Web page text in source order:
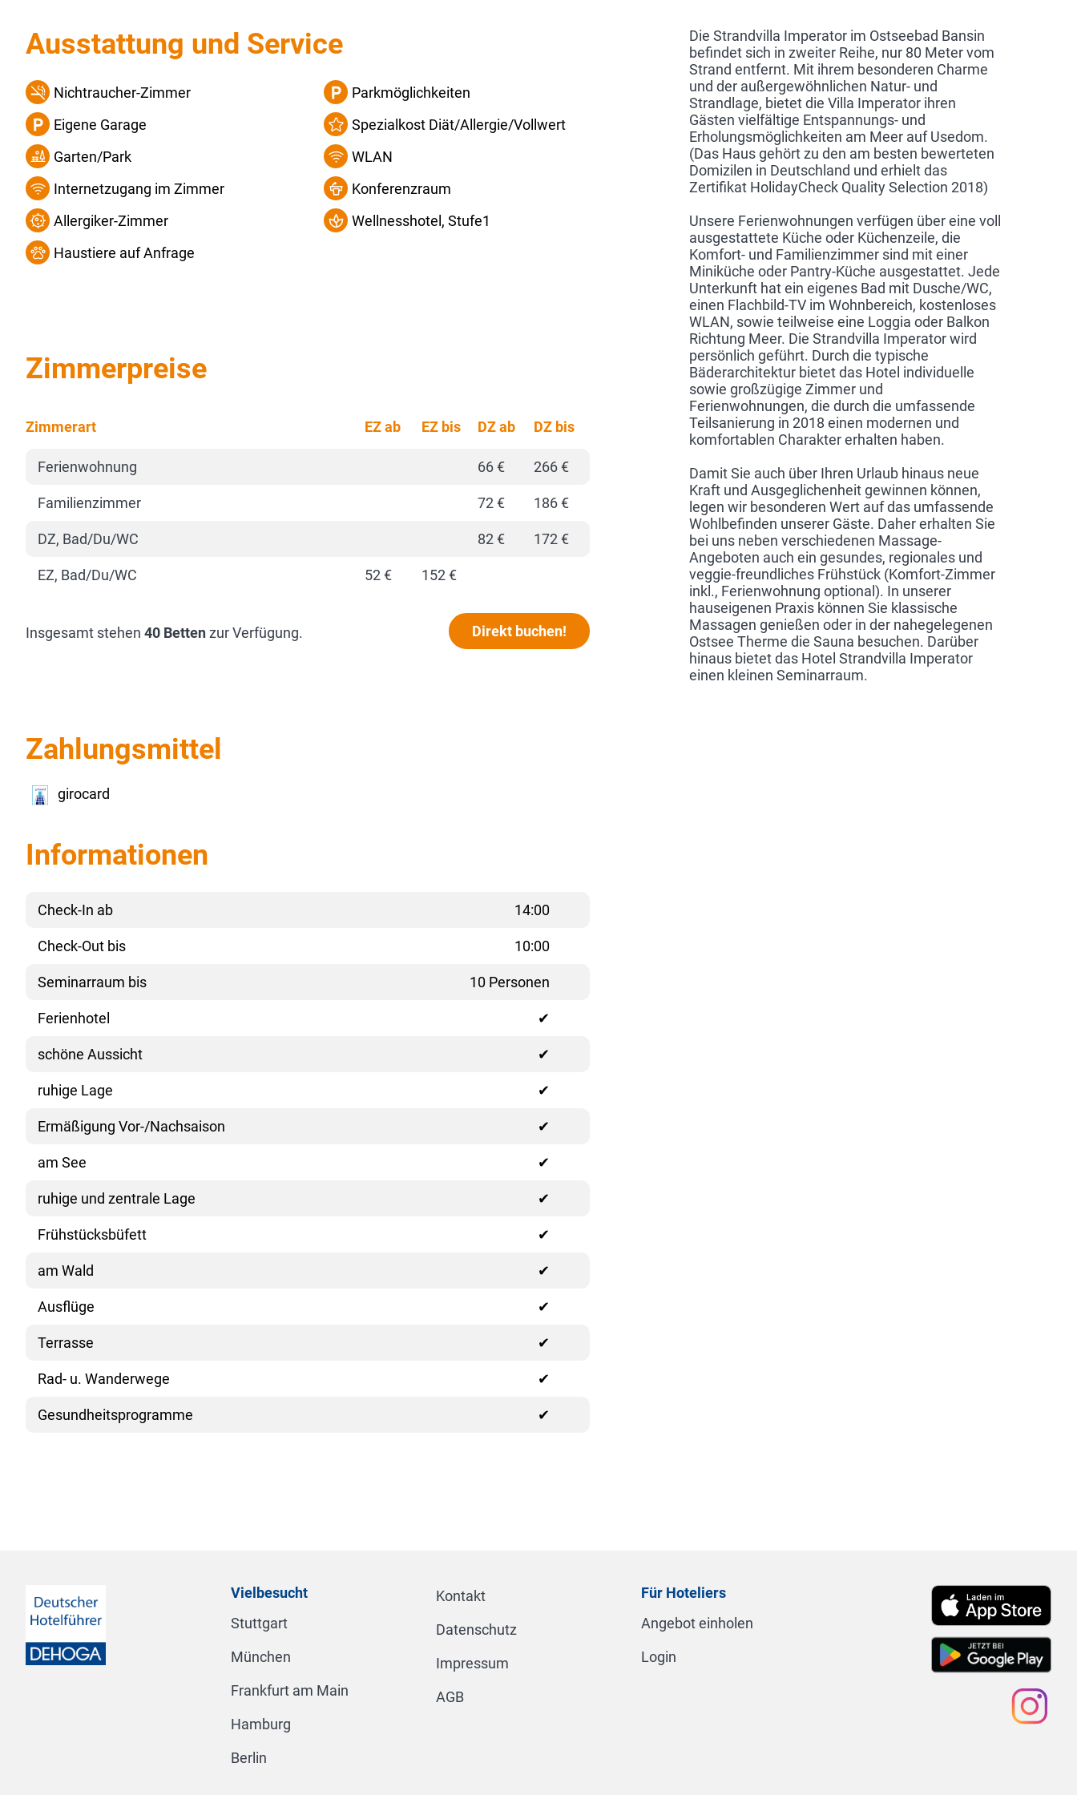
Ausstattung und Service
Nichtraucher-Zimmer
Parkmöglichkeiten
Eigene Garage
Spezialkost Diät/Allergie/Vollwert
Garten/Park
WLAN
Internetzugang im Zimmer
Konferenzraum
Allergiker-Zimmer
Wellnesshotel, Stufe1
Haustiere auf Anfrage
Zimmerpreise
Zimmerart EZ ab EZ bis DZ ab DZ bis
Ferienwohnung 66 € 266 €
Familienzimmer 72 € 186 €
DZ, Bad/Du/WC 82 € 172 €
EZ, Bad/Du/WC 52 € 152 €
Insgesamt stehen 40 Bettenzur Verfügung. Direkt buchen!
Zahlungsmittel
girocard
Informationen
Check-In ab 14:00
Check-Out bis 10:00
Seminarraum bis 10 Personen
Ferienhotel ✔
schöne Aussicht ✔
ruhige Lage ✔
Ermäßigung Vor-/Nachsaison ✔
am See ✔
ruhige und zentrale Lage ✔
Frühstücksbüfett ✔
am Wald ✔
Ausflüge ✔
Terrasse ✔
Rad- u. Wanderwege ✔
Gesundheitsprogramme ✔
Die Strandvilla Imperator im Ostseebad Bansin
befindet sich in zweiter Reihe, nur 80 Meter vom
Strand entfernt. Mit ihrem besonderen Charme
und der außergewöhnlichen Natur- und
Strandlage, bietet die Villa Imperator ihren
Gästen vielfältige Entspannungs- und
Erholungsmöglichkeiten am Meer auf Usedom.
(Das Haus gehört zu den am besten bewerteten
Domizilen in Deutschland und erhielt das
Zertifikat HolidayCheck Quality Selection 2018)
Unsere Ferienwohnungen verfügen über eine voll
ausgestattete Küche oder Küchenzeile, die
Komfort- und Familienzimmer sind mit einer
Miniküche oder Pantry-Küche ausgestattet. Jede
Unterkunft hat ein eigenes Bad mit Dusche/WC,
einen Flachbild-TV im Wohnbereich, kostenloses
WLAN, sowie teilweise eine Loggia oder Balkon
Richtung Meer. Die Strandvilla Imperator wird
persönlich geführt. Durch die typische
Bäderarchitektur bietet das Hotel individuelle
sowie großzügige Zimmer und
Ferienwohnungen, die durch die umfassende
Teilsanierung in 2018 einen modernen und
komfortablen Charakter erhalten haben.
Damit Sie auch über Ihren Urlaub hinaus neue
Kraft und Ausgeglichenheit gewinnen können,
legen wir besonderen Wert auf das umfassende
Wohlbefinden unserer Gäste. Daher erhalten Sie
bei uns neben verschiedenen Massage-
Angeboten auch ein gesundes, regionales und
veggie-freundliches Frühstück (Komfort-Zimmer
inkl., Ferienwohnung optional). In unserer
hauseigenen Praxis können Sie klassische
Massagen genießen oder in der nahegelegenen
Ostsee Therme die Sauna besuchen. Darüber
hinaus bietet das Hotel Strandvilla Imperator
einen kleinen Seminarraum.
Vielbesucht
Stuttgart
München
Frankfurt am Main
Hamburg
Berlin
Kontakt
Datenschutz
Impressum
AGB
Für Hoteliers
Angebot einholen
Login